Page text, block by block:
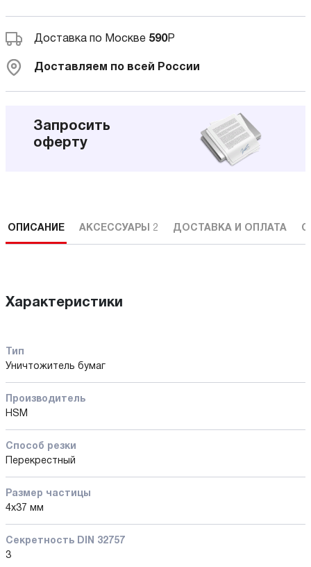
Доставка по Москве 590Р
Доставляем по всей России
Запросить
оферту
ОПИСАНИЕ АКСЕССУАРЫ 2 ДОСТАВКА И ОПЛАТА
Характеристики
Тип
Уничтожитель бумаг
Производитель
HSM
Способ резки
Перекрестный
Размер частицы
4x37 мм
Секретность DIN 32757
3